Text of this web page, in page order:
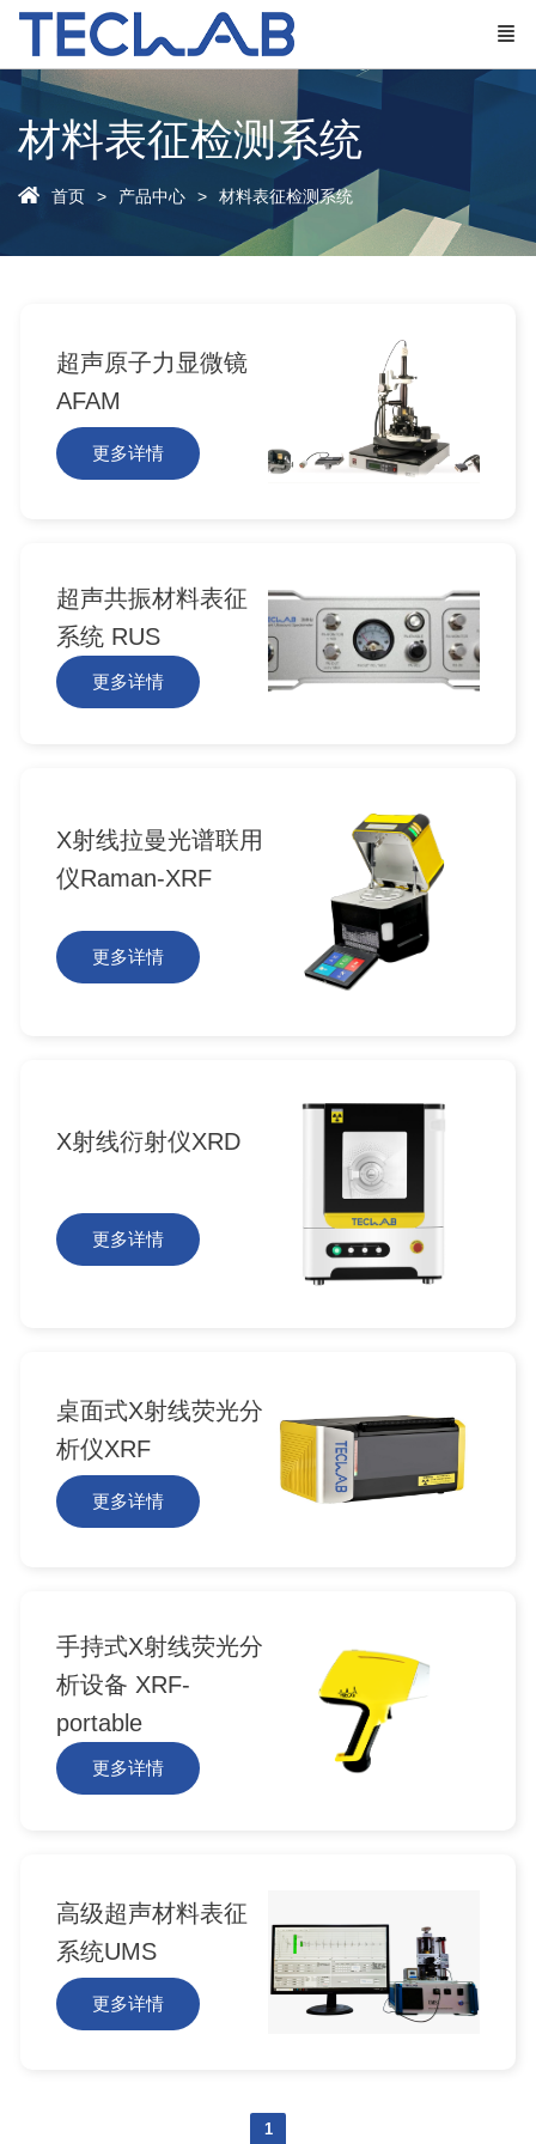
材料表征检测系统
首页 产品中心 材料表征检测系统
超声原子力显微镜
AFAM
更多详情
超声共振材料表征
系统 RUS
更多详情
X射线拉曼光谱联用
仪Raman-XRF
更多详情
X射线衍射仪XRD
更多详情
桌面式X射线荧光分
析仪XRF
更多详情
手持式X射线荧光分
析设备 XRF-
portable
更多详情
高级超声材料表征
系统UMS
更多详情
1